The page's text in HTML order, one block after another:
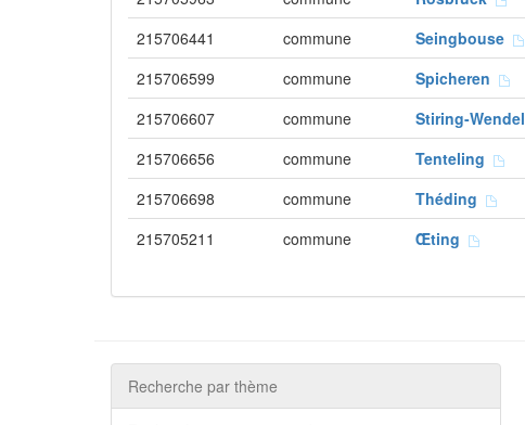
215706441
commune Seingbouse
215706599
commune Spicheren
215706607
commune Stiring-Wendel
215706656
commune Tenteling
215706698
commune Théding
215705211
commune Œting
Recherche par thème